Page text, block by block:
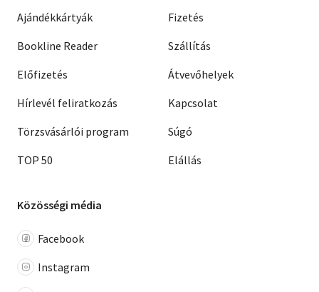
Ajándékkártyák
Bookline Reader
Előfizetés
Hírlevél feliratkozás
Törzsvásárlói program
TOP 50
Fizetés
Szállítás
Átvevőhelyek
Kapcsolat
Súgó
Elállás
Közösségi média
Facebook
Instagram